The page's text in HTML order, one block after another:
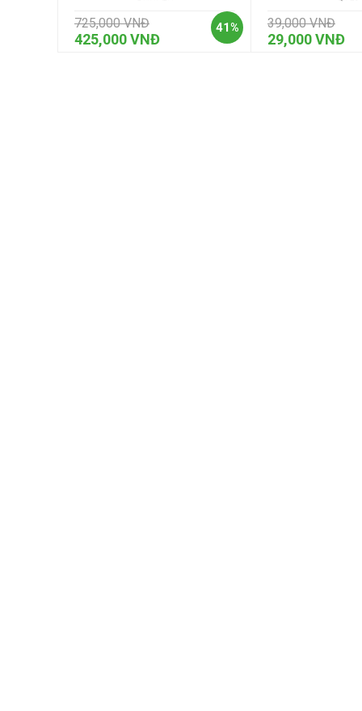
41%
725,000 VNĐ
425,000 VNĐ
39,000 VNĐ
29,000 VNĐ